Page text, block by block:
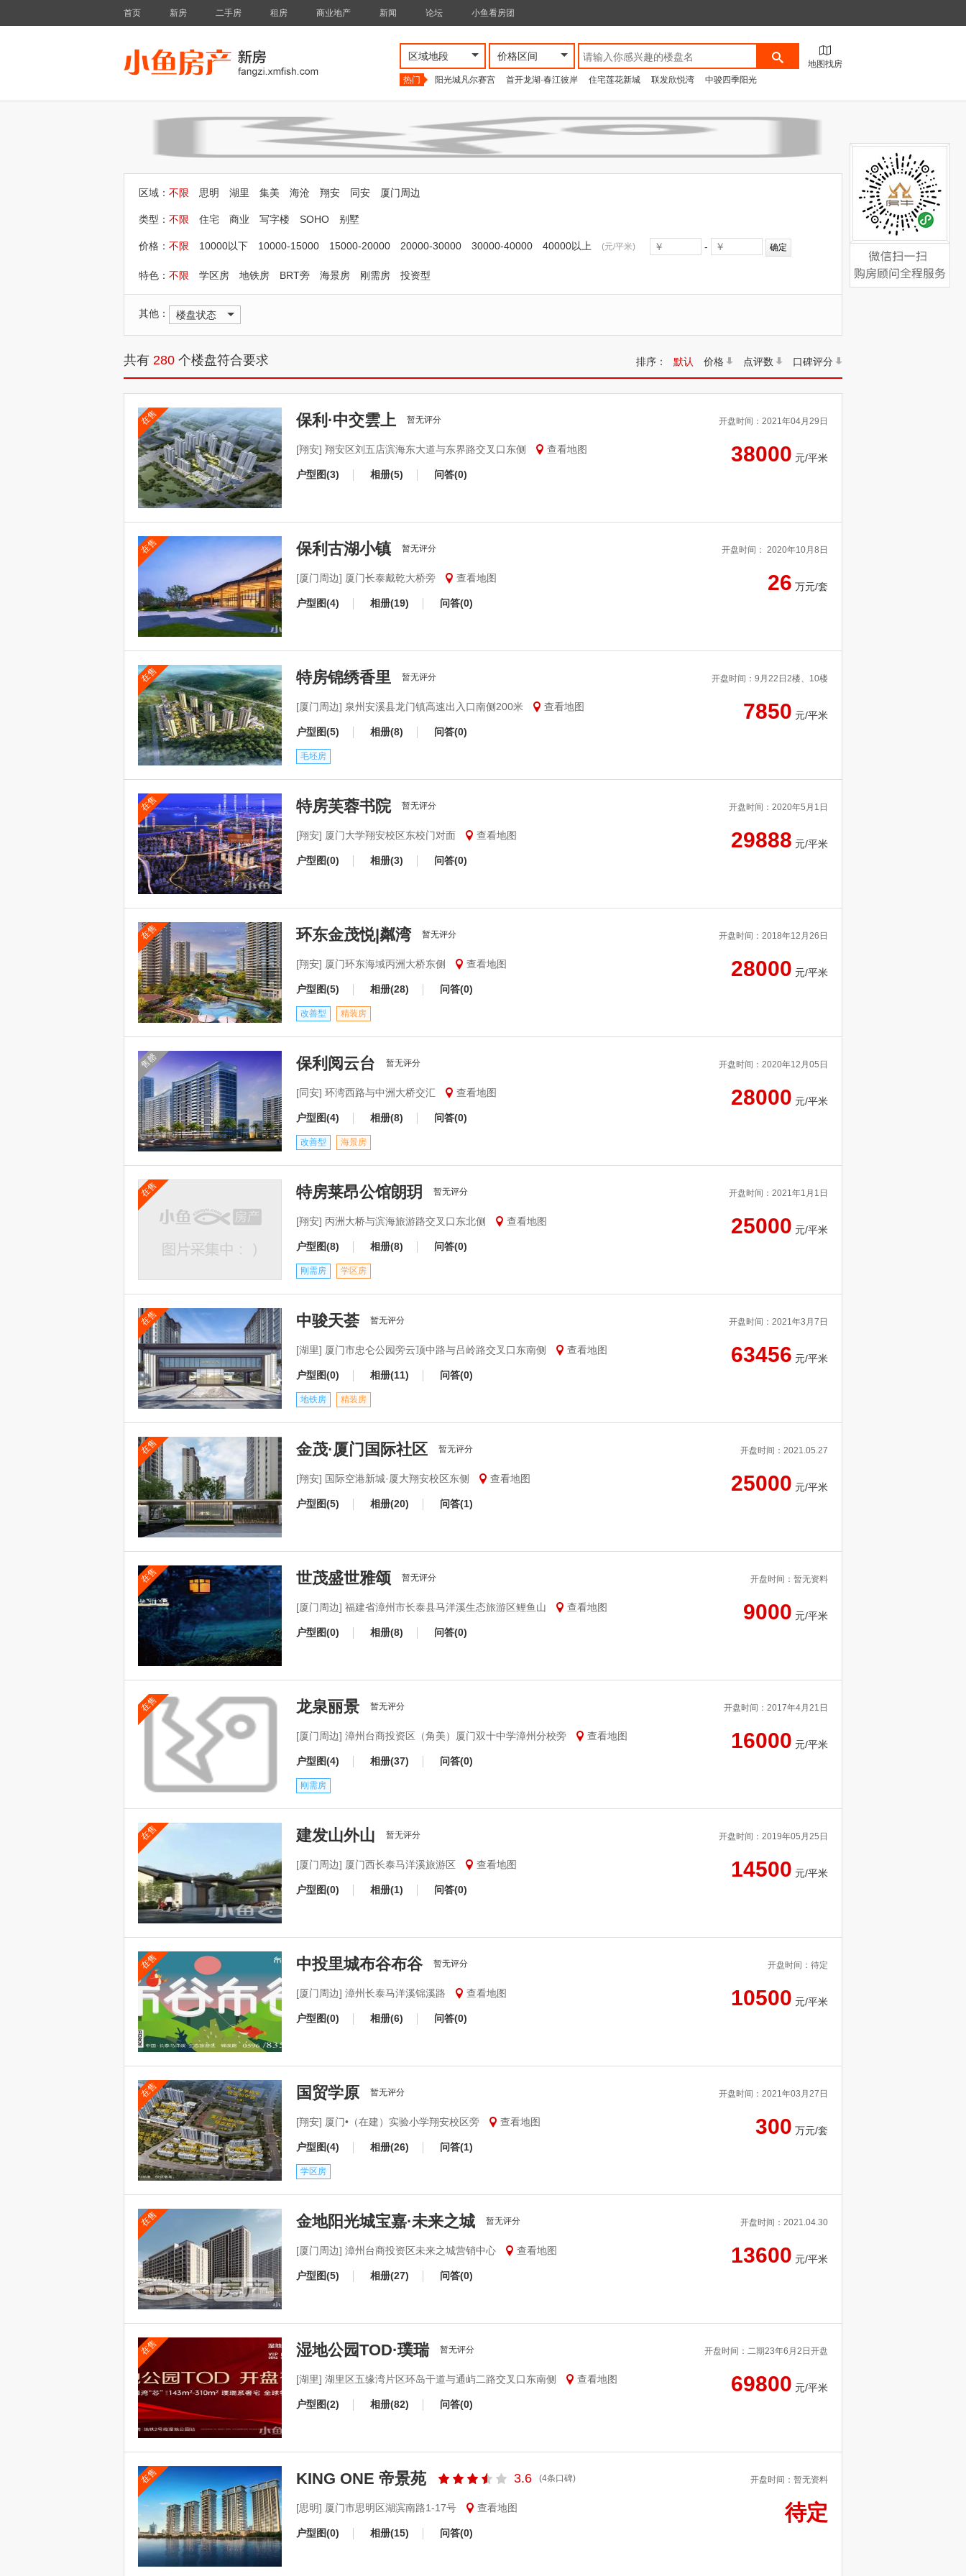
首页 新房 二手房 租房 商业地产 新闻 论坛 小鱼看房团
区域地段 价格区间
地图找房
热门
阳光城凡尔赛宫 首开龙湖·春江彼岸 住宅莲花新城 联发欣悦湾 中骏四季阳光
区域： 不限 思明 湖里 集美 海沧 翔安 同安 厦门周边
类型： 不限 住宅 商业 写字楼 SOHO 别墅
价格： 不限 10000以下 10000-15000 15000-20000 20000-30000 30000-40000 40000以上 (元/平米) - 确定
特色： 不限 学区房 地铁房 BRT旁 海景房 刚需房 投资型
其他： 楼盘状态
共有 280 个楼盘符合要求 排序： 默认 价格 点评数 口碑评分
在售 保利·中交雲上 暂无评分
[翔安] 翔安区刘五店滨海东大道与东界路交叉口东侧 查看地图
户型图(3) 相册(5) 问答(0)
开盘时间：2021年04月29日
38000 元/平米
在售 保利古湖小镇 暂无评分
[厦门周边] 厦门长泰戴乾大桥旁 查看地图
户型图(4) 相册(19) 问答(0)
开盘时间： 2020年10月8日
26 万元/套
在售 特房锦绣香里 暂无评分
[厦门周边] 泉州安溪县龙门镇高速出入口南侧200米 查看地图
户型图(5) 相册(8) 问答(0)
毛坯房
开盘时间：9月22日2楼、10楼
7850 元/平米
在售 特房芙蓉书院 暂无评分
[翔安] 厦门大学翔安校区东校门对面 查看地图
户型图(0) 相册(3) 问答(0)
开盘时间：2020年5月1日
29888 元/平米
在售 环东金茂悦|粼湾 暂无评分
[翔安] 厦门环东海域丙洲大桥东侧 查看地图
户型图(5) 相册(28) 问答(0)
改善型 精装房
开盘时间：2018年12月26日
28000 元/平米
售罄 保利阅云台 暂无评分
[同安] 环湾西路与中洲大桥交汇 查看地图
户型图(4) 相册(8) 问答(0)
改善型 海景房
开盘时间：2020年12月05日
28000 元/平米
在售 特房莱昂公馆朗玥 暂无评分
[翔安] 丙洲大桥与滨海旅游路交叉口东北侧 查看地图
户型图(8) 相册(8) 问答(0)
刚需房 学区房
开盘时间：2021年1月1日
25000 元/平米
在售 中骏天荟 暂无评分
[湖里] 厦门市忠仑公园旁云顶中路与吕岭路交叉口东南侧 查看地图
户型图(0) 相册(11) 问答(0)
地铁房 精装房
开盘时间：2021年3月7日
63456 元/平米
在售 金茂·厦门国际社区 暂无评分
[翔安] 国际空港新城·厦大翔安校区东侧 查看地图
户型图(5) 相册(20) 问答(1)
开盘时间：2021.05.27
25000 元/平米
在售 世茂盛世雅颂 暂无评分
[厦门周边] 福建省漳州市长泰县马洋溪生态旅游区鲤鱼山 查看地图
户型图(0) 相册(8) 问答(0)
开盘时间：暂无资料
9000 元/平米
在售 龙泉丽景 暂无评分
[厦门周边] 漳州台商投资区（角美）厦门双十中学漳州分校旁 查看地图
户型图(4) 相册(37) 问答(0)
刚需房
开盘时间：2017年4月21日
16000 元/平米
在售 建发山外山 暂无评分
[厦门周边] 厦门西长泰马洋溪旅游区 查看地图
户型图(0) 相册(1) 问答(0)
开盘时间：2019年05月25日
14500 元/平米
在售 中投里城布谷布谷 暂无评分
[厦门周边] 漳州长泰马洋溪锦溪路 查看地图
户型图(0) 相册(6) 问答(0)
开盘时间：待定
10500 元/平米
在售 国贸学原 暂无评分
[翔安] 厦门•（在建）实验小学翔安校区旁 查看地图
户型图(4) 相册(26) 问答(1)
学区房
开盘时间：2021年03月27日
300 万元/套
在售 金地阳光城宝嘉·未来之城 暂无评分
[厦门周边] 漳州台商投资区未来之城营销中心 查看地图
户型图(5) 相册(27) 问答(0)
开盘时间：2021.04.30
13600 元/平米
在售 湿地公园TOD·璞瑞 暂无评分
[湖里] 湖里区五缘湾片区环岛干道与通屿二路交叉口东南侧 查看地图
户型图(2) 相册(82) 问答(0)
开盘时间：二期23年6月2日开盘
69800 元/平米
在售 KING ONE 帝景苑 3.6 (4条口碑)
[思明] 厦门市思明区湖滨南路1-17号 查看地图
户型图(0) 相册(15) 问答(0)
开盘时间：暂无资料
待定
咨询请来电:0592-
微信扫一扫，购房顾问全
程服务